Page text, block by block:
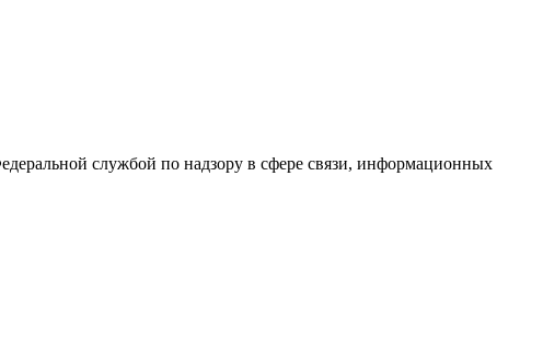
службой по надзору в сфере связи, информационных